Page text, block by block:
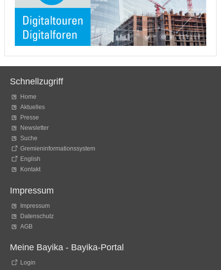
Schnellzugriff
Home
Aktuelles
Presse
Newsletter
Suche
Gremieninformationssystem
English
Kontakt
Impressum
Impressum
Datenschutz
AGB
Meine Bayika - Bayika-Portal
Login